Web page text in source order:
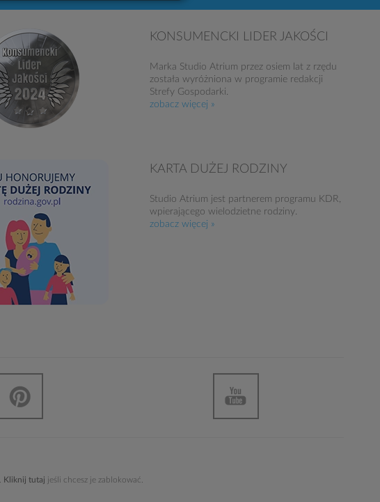
KONSUMENCKI LIDER JAKOŚCI
Marka Studio Atrium przez osiem lat z rzędu
została wyróżniona w programie redakcji
Strefy Gospodarki.
zobacz więcej »
KARTA DUŻEJ RODZINY
Studio Atrium jest partnerem programu KDR,
wpierającego wielodzietne rodziny.
zobacz więcej »
Kliknij tutaj jeśli chcesz je zablokować.